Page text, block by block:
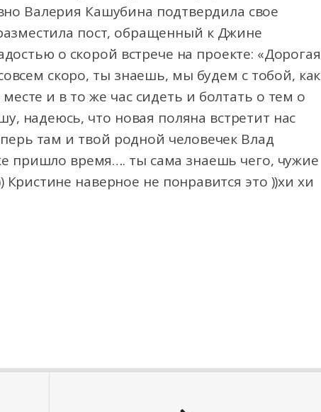
Валерия Кашубина подтвердила свое
пост, обращенный к Джине
о скорой встрече на проекте: «Дорогая
скоро, ты знаешь, мы будем с тобой, как
и в то же час сидеть и болтать о тем о
надеюсь, что новая поляна встретит нас
там и твой родной человечек Влад
пришло время…. ты сама знаешь чего, чужие
наверное не понравится это ))хи хи